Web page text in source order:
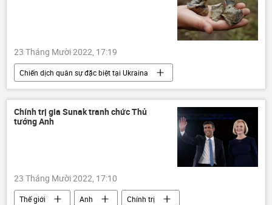
23 Tháng Mười 2022, 17:19
Chiến dịch quân sự đặc biệt tại Ukraina
Cuộc khủng hoảng ở Ukraina
Ukraina
Thế giới
Nga
xung đột quân sự
LNR
Chính trị gia Sunak tranh chức Thủ
tướng Anh
23 Tháng Mười 2022, 17:10
Thế giới Anh
Chính trị